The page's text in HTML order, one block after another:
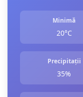
Minimă
20°C
Precipitații
35%